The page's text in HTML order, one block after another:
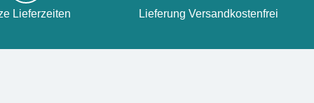
Lieferzeiten Lieferung Versandkostenfrei